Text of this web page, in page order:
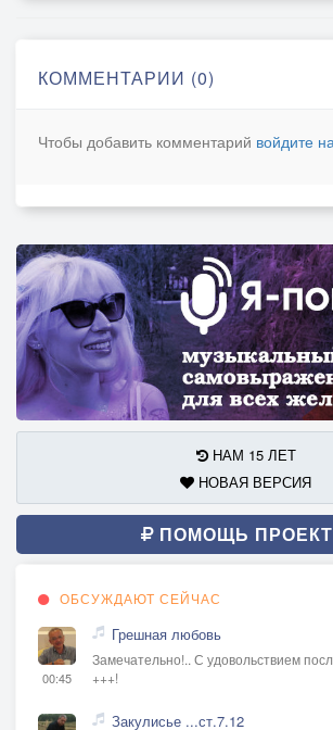
Типи тип растанцуй давай
Типи Тип - Как стиляга давай
КОММЕНТАРИИ (0)
Чтобы добавить комментарий войдите
НАМ 15 ЛЕТ
НОВАЯ ВЕРСИЯ
ПОМОЩЬ
ОБСУЖДАЮТ СЕЙЧАС
00:45
Грешная любовь
Замечательно!.. С удовольствием
+++!
Закулисье ...ст.7.12